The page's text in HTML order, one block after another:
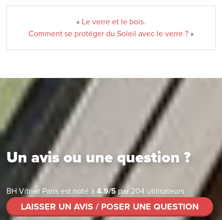
« Le verre et le bois.
Comment se protéger du Soleil avec le verre ?»
Un avis ou une question ?
BH Vitrier Paris est noté à4.9/5 par 204 utilisateurs
LAISSER UN AVIS / POSER UNE QUESTION